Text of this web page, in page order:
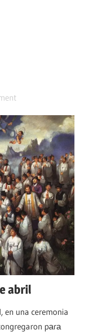
abril
en una ceremonia
pаrа